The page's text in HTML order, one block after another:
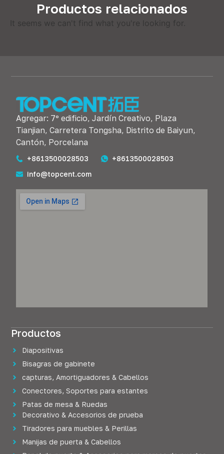
Productos relacionados
It seems we can't find what you're looking for
Agregar: 7º edificio, Jardín Creativo, Plaza
Tianjian, Carretera Tongsha, Distrito de Baiyun,
Cantón, Porcelana
+8613500028503
+8613500028503
info@topcent.com
Productos
Diapositivas
Bisagras de gabinete
capturas, Amortiguadores & Cabellos
Conectores, Soportes para estantes
Patas de mesa & Ruedas
Decorativo & Accesorios de prueba
Tiradores para muebles & Perillas
Manijas de puerta & Cabellos